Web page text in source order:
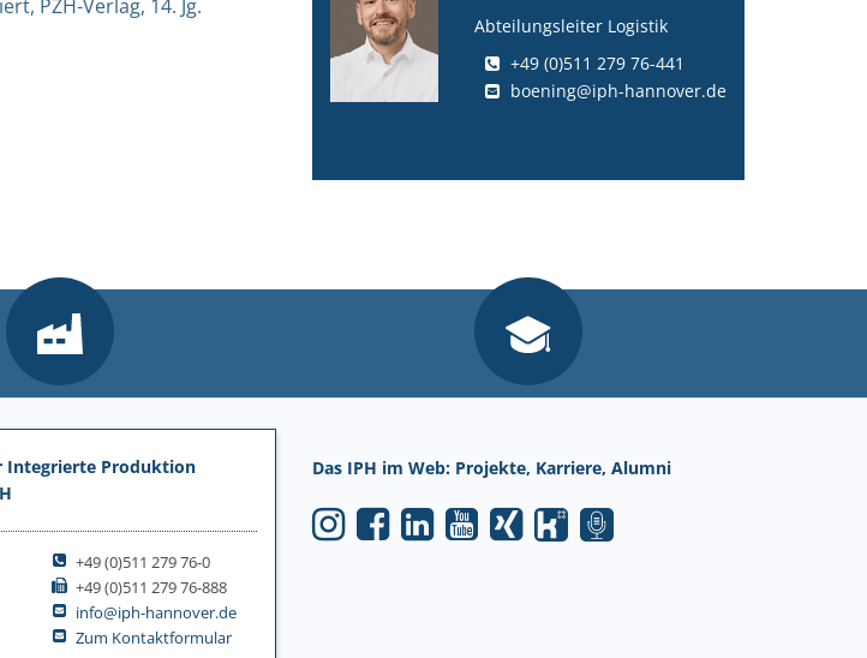
PZH-Verlag, 14. Jg.
Abteilungsleiter Logistik
+49 (0)511 279 76-441
boening@iph-hannover.de
Integrierte Produktion
+49 (0)511 279 76-0
+49 (0)511 279 76-888
info@iph-hannover.de
Zum Kontaktformular
Das IPH im Web: Projekte, Karriere, Alumni